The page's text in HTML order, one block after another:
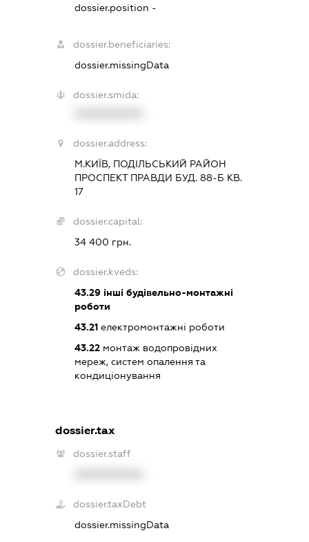
dossier.position -
dossier.beneficiaries:
dossier.missingData
dossier.smida:
dossier.address:
М.КИЇВ, ПОДІЛЬСЬКИЙ РАЙОН
ПРОСПЕКТ ПРАВДИ БУД. 88-Б КВ.
17
dossier.capital:
34 400 грн.
dossier.kveds:
43.29 інші будівельно-монтажні
роботи
43.21 електромонтажні роботи
43.22 монтаж водопровідних
мереж, систем опалення та
кондиціонування
dossier.tax
dossier.staff
dossier.taxDebt
dossier.missingData